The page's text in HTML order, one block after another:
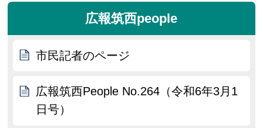
広報筑西people
市民記者のページ
広報筑西People No.264（令和6年3月1
日号）